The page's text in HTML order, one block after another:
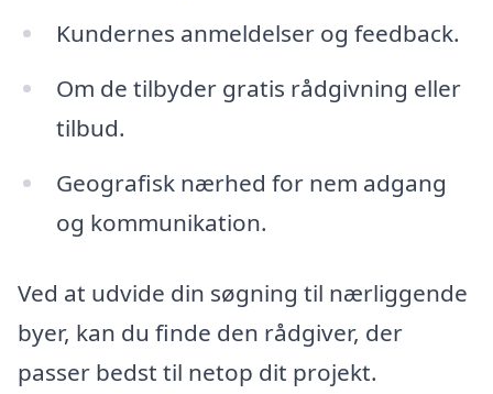
Kundernes anmeldelser og feedback.
Om de tilbyder gratis rådgivning eller
tilbud.
Geografisk nærhed for nem adgang
og kommunikation.
Ved at udvide din søgning til nærliggende
byer, kan du finde den rådgiver, der
passer bedst til netop dit projekt.